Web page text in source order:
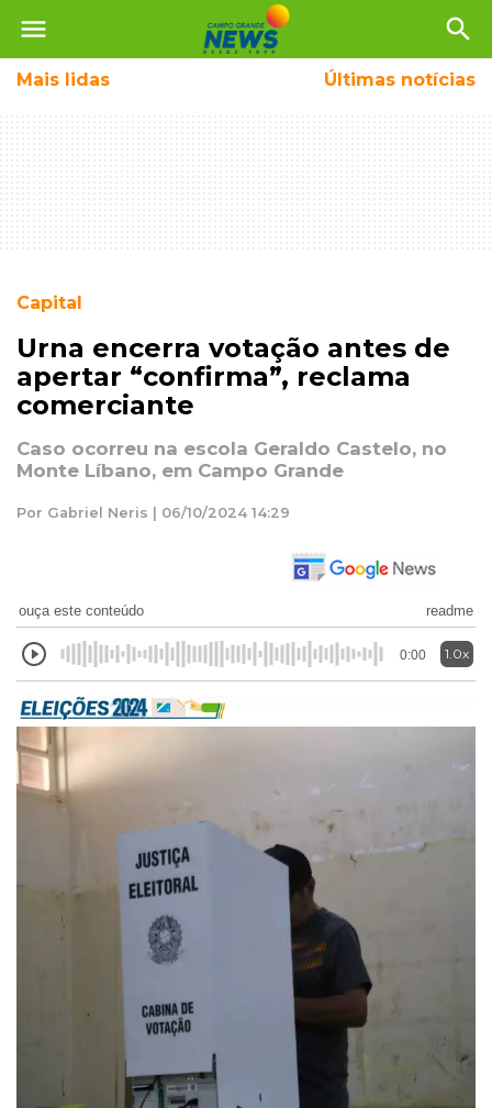
menu search
Mais lidas Últimas notícias
Capital
Urna encerra votação antes de
apertar “confirma”, reclama
comerciante
Caso ocorreu na escola Geraldo Castelo, no
Monte Líbano, em Campo Grande
Por Gabriel Neris | 06/10/2024 14:29
ouça este conteúdo readme
0:00 1.0x